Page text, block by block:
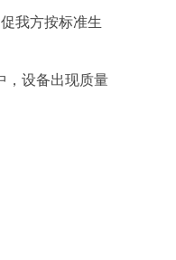
我方按标准生
，设备出现质量